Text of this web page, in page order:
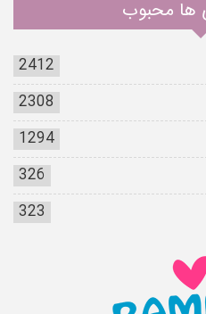
ها محبوب
2412
2308
1294
326
323